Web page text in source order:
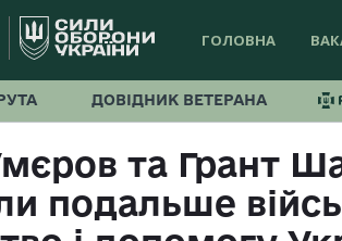
ГОЛОВНА
ДОВІДНИК ВЕТЕРАНА
та Грант
подальше